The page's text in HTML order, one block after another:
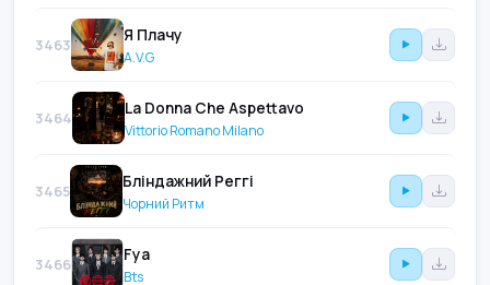
3463
Я Плачу
A.V.G
3464
La Donna Che Aspettavo
Vittorio Romano Milano
3465
Бліндажний Реггі
Чорний Ритм
3466
Fya
Bts